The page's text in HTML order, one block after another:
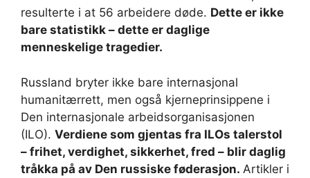
resulterte i at 56 arbeidere døde. Dette er ikke
bare statistikk – dette er daglige
menneskelige tragedier.
Russland bryter ikke bare internasjonal
humanitærrett, men også kjerneprinsippene i
Den internasjonale arbeidsorganisasjonen
(ILO). Verdiene som gjentas fra ILOs talerstol
– frihet, verdighet, sikkerhet, fred – blir daglig
tråkka på av Den russiske føderasjon. Artikler i